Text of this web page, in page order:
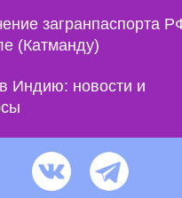
загранпаспорта
(Катманду)
Индию: новости и